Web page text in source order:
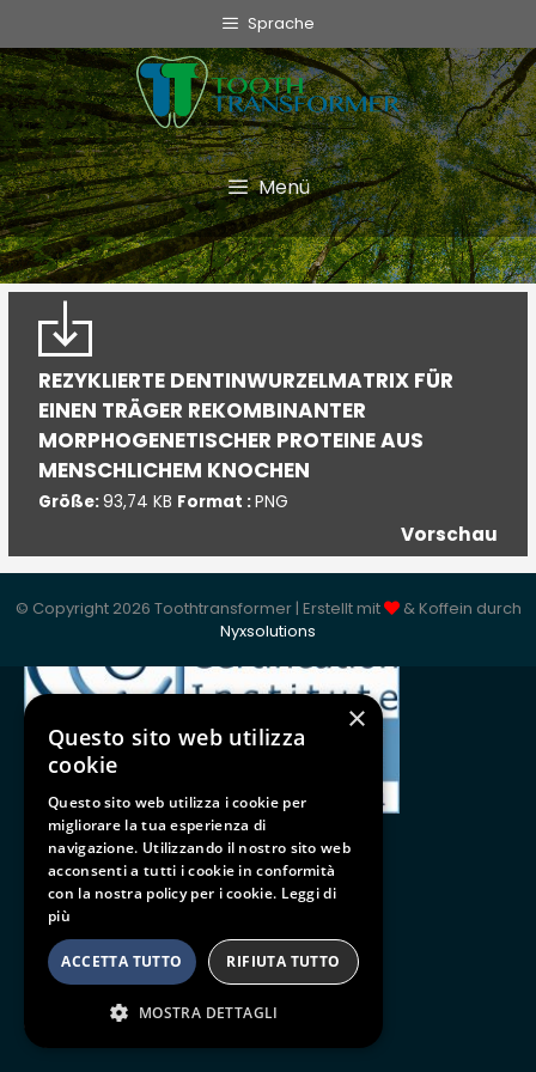
Sprache
Menü
REZYKLIERTE DENTINWURZELMATRIX FÜR
EINEN TRÄGER REKOMBINANTER
MORPHOGENETISCHER PROTEINE AUS
MENSCHLICHEM KNOCHEN
Größe:93,74 KB Format :PNG
Vorschau
Tooth Transformer-System ®
Das Gerät
Grinder
Einwegartikel
TT Fairy
Informativ
Cookie Policy
Privacy Policy
Qualitätspolitik
ISO 9001:2015
Follow us
BE SOCIAL
© Copyright 2026 Toothtransformer | Erstellt mit
& Koffein durch
Nyxsolutions
×
Questo sito web utilizza
cookie
Questo sito web utilizza i cookie per
migliorare la tua esperienza di
navigazione. Utilizzando il nostro sito web
acconsenti a tutti i cookie in conformità
con la nostra policy per i cookie. Leggi di
più
ACCETTA TUTTO RIFIUTA TUTTO
MOSTRA DETTAGLI